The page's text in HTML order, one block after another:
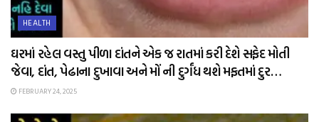
HEALTH
ઘરમાં રહેલ વસ્તુ પીળા દાંતને એક જ રાતમાં કરી દેશે સફેદ મોતી
જેવા, દાંત, પેઢાના દુખાવા અને મોં ની દુર્ગંધ થશે મફતમાં દુર…
FEBRUARY 24, 2025